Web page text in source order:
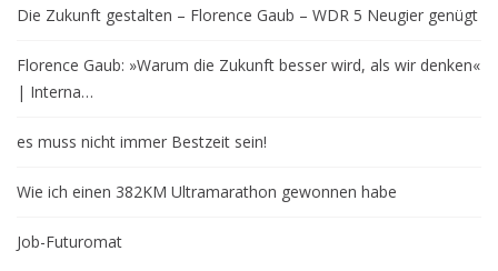
Die Zukunft gestalten – Florence Gaub – WDR 5 Neugier genügt
Florence Gaub: »Warum die Zukunft besser wird, als wir denken«
| Interna…
es muss nicht immer Bestzeit sein!
Wie ich einen 382KM Ultramarathon gewonnen habe
Job-Futuromat